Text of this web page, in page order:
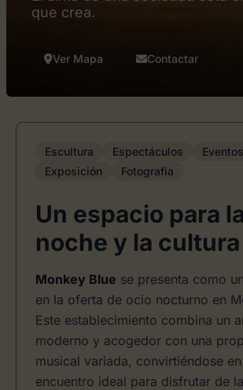
que crea.
Ver Mapa Contactar
Escultura Espectáculos
Eventos
Exposición
Fotografía
Un espacio para
noche y la cultura
Monkey Blue se presenta como
en la oferta de ocio nocturno en
Este establecimiento combina un
moderno y acogedor con una
musical variada, convirtiéndose
encuentro ideal para disfrutar de